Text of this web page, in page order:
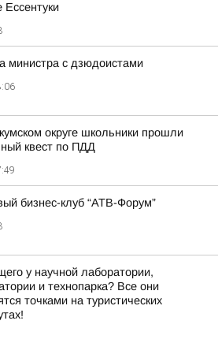
Ессентуки
министра с дзюдоистами
округе школьники прошли
квест по ПДД
бизнес-клуб “АТВ-Форум”
у научной лаборатории,
и технопарка? Все они
точками на туристических